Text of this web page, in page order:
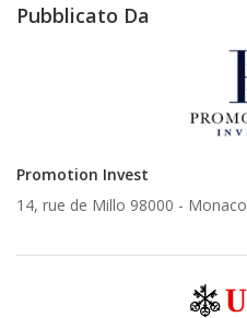
Pubblicato Da
Promotion Invest
14, rue de Millo 98000 - Monaco